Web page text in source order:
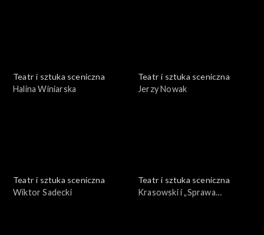
Teatr i sztuka sceniczna
Halina Winiarska
Teatr i sztuka sceniczna
Jerzy Nowak
Teatr i sztuka sceniczna
Wiktor Sadecki
Teatr i sztuka sceniczna
Krasowski i „Sprawa